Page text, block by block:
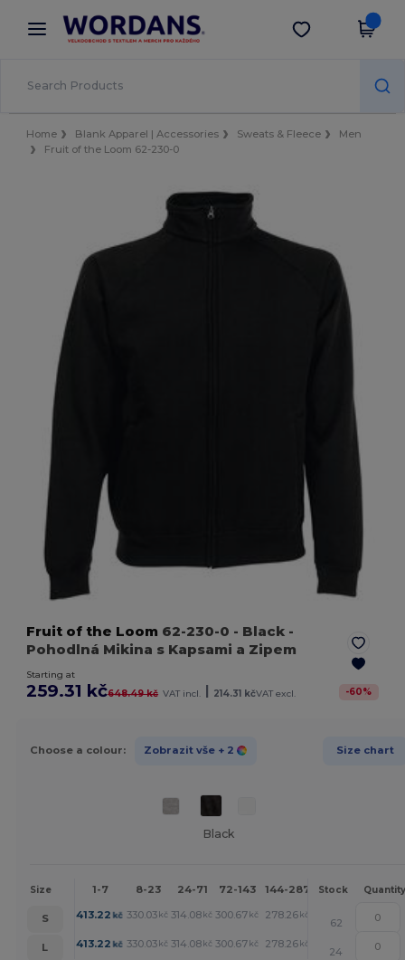
× Aplikace Wordans
Lepší ceny v aplikaci!
Stáhnout app
Home Blank Apparel | Accessories Sweats & Fleece
Men
Fruit of the Loom 62-230-0
Fruit of the Loom 62-230-0 - Black -
Pohodlná Mikina s Kapsami a Zipem
Starting at
259.31 kč648.49 kč VAT incl. | 214.31 kčVAT excl. -60%
Choose a colour: Zobrazit vše + 2 Size chart
Black
Size 1-7 8-23 24-71 72-143 144-287 288 + More
Stock Quantity
S 413.22 kč 330.03kč 314.08kč 300.67kč 278.26kč +
62
L
413.22 kč 330.03kč 314.08kč 300.67kč 278.26kč +
24